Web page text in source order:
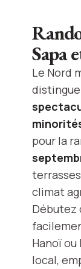
Sapa
Le Nord
pour la
climat
Débutez
Hanoï ou
local,